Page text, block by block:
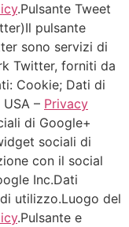
.Pulsante Tweet
pulsante
sono servizi di
Twitter, forniti da
Cookie; Dati di
– Privacy
di Google+
sociali di
con il social
Inc.Dati
utilizzo.Luogo del
.Pulsante e